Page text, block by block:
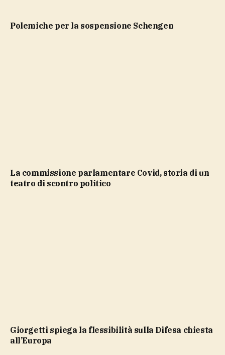
polemiche per la sospensione Schengen
La commissione parlamentare Covid, storia di un
teatro di scontro politico
Giorgetti spiega la flessibilità sulla Difesa chiesta
all’Europa